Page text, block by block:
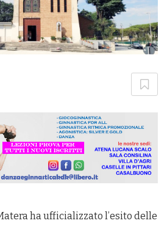
ha ufficializzato l’esito delle